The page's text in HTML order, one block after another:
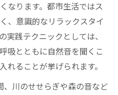
なります。都市生活ではス
、意識的なリラックスタイ
実践テクニックとしては、
吸とともに自然音を聞くこ
れることが挙げられます。
川のせせらぎや森の音など